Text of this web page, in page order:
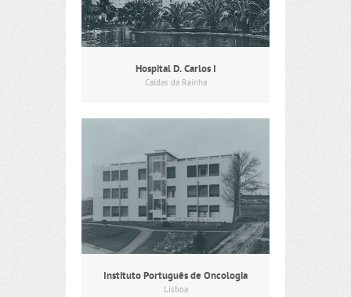
Hospital D. Carlos I
Caldas da Rainha
Instituto Português de Oncologia
Lisboa